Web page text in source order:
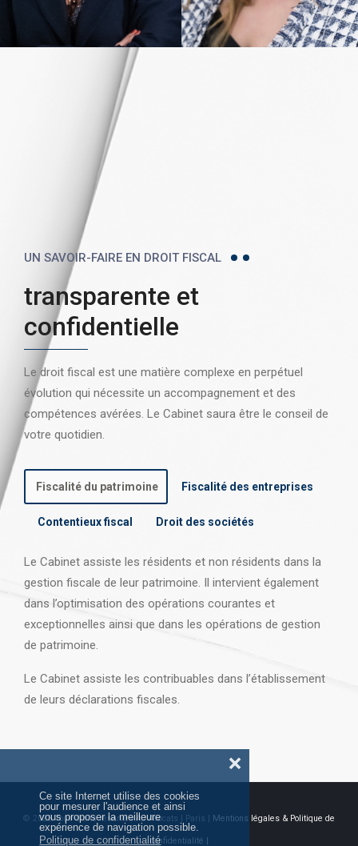
Ce site Internet utilise des cookies
pour mesurer l'audience et ainsi
vous proposer la meilleure
expérience de navigation possible.
Politique de confidentialité
❌
UN SAVOIR-FAIRE EN DROIT FISCAL
transparente et
confidentielle
Le droit fiscal est une matière complexe en perpétuel
évolution qui nécessite un accompagnement et des
compétences avérées. Le Cabinet saura être le conseil de
votre quotidien.
Fiscalité du patrimoine Fiscalité des entreprises
Contentieux fiscal Droit des sociétés
Le Cabinet assiste les résidents et non résidents dans la
gestion fiscale de leur patrimoine. Il intervient également
dans l’optimisation des opérations courantes et
exceptionnelles ainsi que dans les opérations de gestion
de patrimoine.
Le Cabinet assiste les contribuables dans l’établissement
de leurs déclarations fiscales.
© 2026 Tous droits réservés AJ Avocats | Paris | Mentions légales & Politique de
confidentialité |